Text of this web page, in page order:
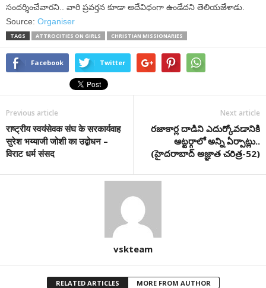
సందర్శించేవారని.. వారి ప్రవర్తన కూడా అదేవిధంగా ఉండేదని తెలియజేశాడు.
Source: Organiser
TAGS ATTROCITIES ON GIRLS CHRISTIAN MISSIONARIES
Facebook Twitter
Previous article
राष्ट्रीय स्वयंसेवक संघ के सरकार्यवाह
सुरेश भय्याजी जोशी का उद्बोधन –
विराट धर्म संसद
Next article
రజాకార్ల దాడిని ఎదుర్కోవడానికి
ఆట్టర్గాలో అన్ని ఏర్పాట్లు..
(హైదరాబాద్ అజ్ఞాత చరిత్ర-52)
vskteam
RELATED ARTICLES MORE FROM AUTHOR